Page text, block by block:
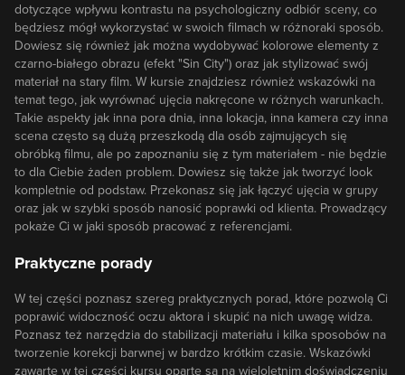
dotyczące wpływu kontrastu na psychologiczny odbiór sceny, co
będziesz mógł wykorzystać w swoich filmach w różnoraki sposób.
Dowiesz się również jak można wydobywać kolorowe elementy z
czarno-białego obrazu (efekt "Sin City") oraz jak stylizować swój
materiał na stary film. W kursie znajdziesz również wskazówki na
temat tego, jak wyrównać ujęcia nakręcone w różnych warunkach.
Takie aspekty jak inna pora dnia, inna lokacja, inna kamera czy inna
scena często są dużą przeszkodą dla osób zajmujących się
obróbką filmu, ale po zapoznaniu się z tym materiałem - nie będzie
to dla Ciebie żaden problem. Dowiesz się także jak tworzyć look
kompletnie od podstaw. Przekonasz się jak łączyć ujęcia w grupy
oraz jak w szybki sposób nanosić poprawki od klienta. Prowadzący
pokaże Ci w jaki sposób pracować z referencjami.
Praktyczne porady
W tej części poznasz szereg praktycznych porad, które pozwolą Ci
poprawić widoczność oczu aktora i skupić na nich uwagę widza.
Poznasz też narzędzia do stabilizacji materiału i kilka sposobów na
tworzenie korekcji barwnej w bardzo krótkim czasie. Wskazówki
zawarte w tej części kursu oparte są na wieloletnim doświadczeniu